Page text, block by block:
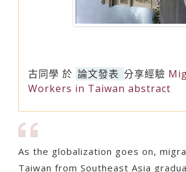
古同學 於 論文發表 分享經驗
Workers in Taiwan abstract
As the globalization goes on,
Taiwan from Southeast Asia